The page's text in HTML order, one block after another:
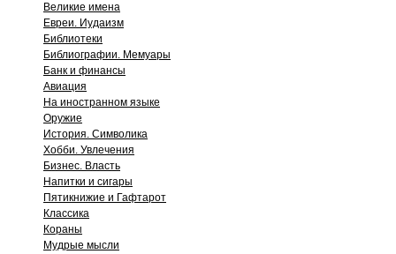
Великие имена
Евреи. Иудаизм
Библиотеки
Библиографии. Мемуары
Банк и финансы
Авиация
На иностранном языке
Оружие
История. Символика
Хобби. Увлечения
Бизнес. Власть
Напитки и сигары
Пятикнижие и Гафтарот
Классика
Кораны
Мудрые мысли